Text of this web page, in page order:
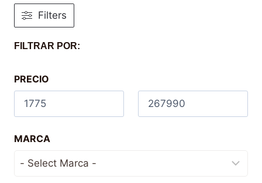
Filters
FILTRAR POR:
PRECIO
MARCA